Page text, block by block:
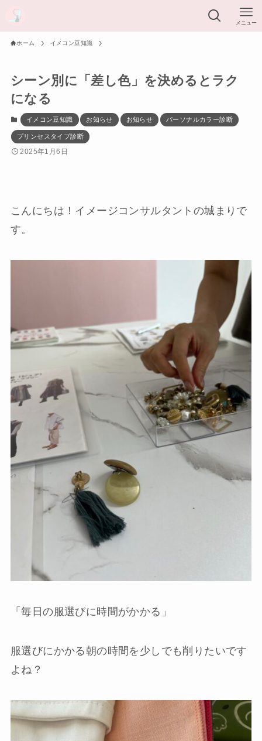
メニュー
ホーム イメコン豆知識
シーン別に「差し色」を決めるとラク
になる
イメコン豆知識 お知らせ お知らせ パーソナルカラー診断
プリンセスタイプ診断
2025年1月6日
こんにちは！イメージコンサルタントの城まりで
す。
「毎日の服選びに時間がかかる」
服選びにかかる朝の時間を少しでも削りたいです
よね？